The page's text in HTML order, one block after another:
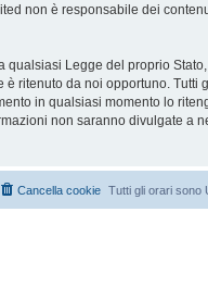
non è responsabile dei
qualsiasi Legge del proprio
è ritenuto da noi opportuno. Tutti
in qualsiasi momento lo
non saranno divulgate a
Tutti gli orari sono
Cancella cookie